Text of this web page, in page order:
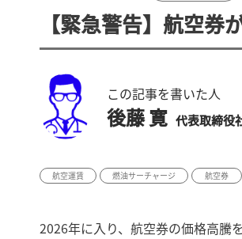
【緊急警告】航空
この記事を書いた人
後藤 寛 代表取締役
航空運賃 燃油サーチャージ 航空券
2026年に入り、航空券の価格高騰